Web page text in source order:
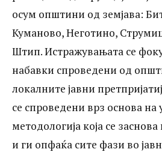
осум општини од земјава:
Куманово, Неготино,
Штип. Истражувањата се
набавки спроведени од
локалните јавни
се спроведени врз основа
методологија која се
и ги опфаќа сите фази во